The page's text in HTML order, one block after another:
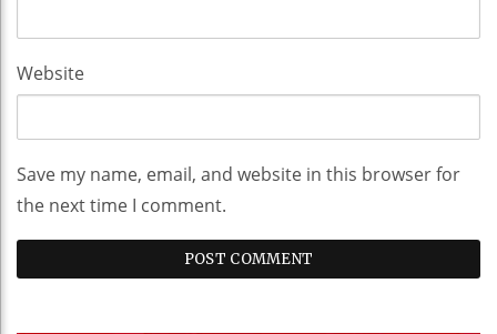
Website
Save my name, email, and website in this browser for
the next time I comment.